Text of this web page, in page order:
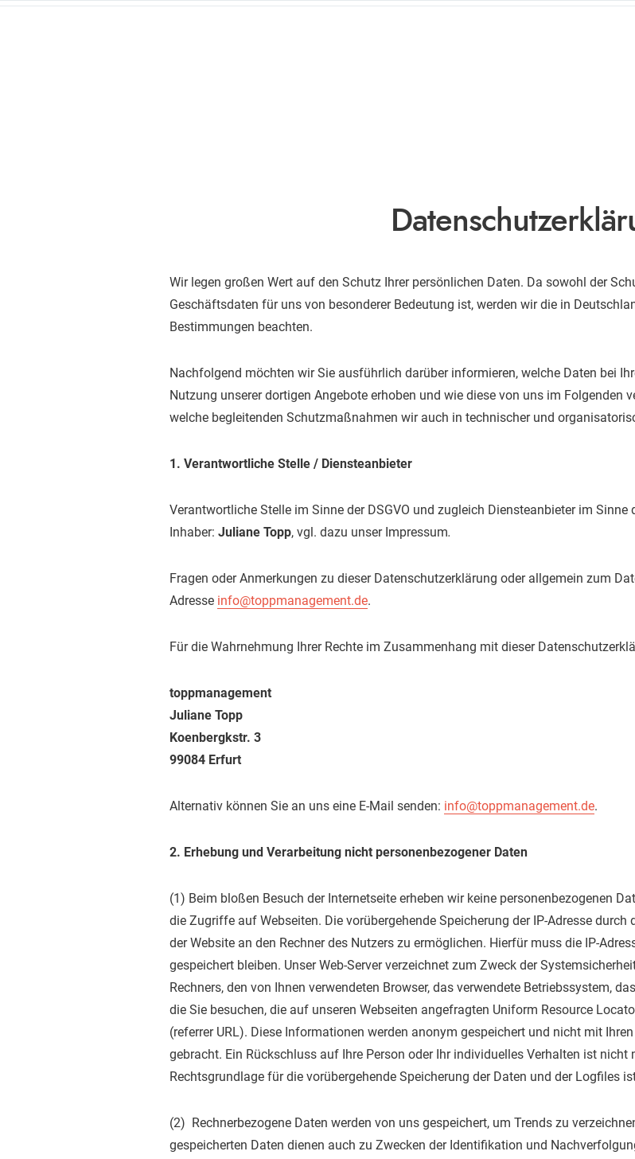
Wir legen großen Wert auf den Schutz Ihrer persönlichen Daten. Da sowohl der
Geschäftsdaten für uns von besonderer Bedeutung ist, werden wir die in
Bestimmungen beachten.
Nachfolgend möchten wir Sie ausführlich darüber informieren, welche Daten bei
Nutzung unserer dortigen Angebote erhoben und wie diese von uns im Folgenden
welche begleitenden Schutzmaßnahmen wir auch in technischer und
1. Verantwortliche Stelle / Diensteanbieter
Verantwortliche Stelle im Sinne der DSGVO und zugleich Diensteanbieter im
Inhaber:Juliane Topp, vgl. dazu unser Impressum.
Fragen oder Anmerkungen zu dieser Datenschutzerklärung oder allgemein zum
Adresse info@toppmanagement.de.
Für die Wahrnehmung Ihrer Rechte im Zusammenhang mit dieser
toppmanagement
Juliane Topp
Koenbergkstr. 3
99084 Erfurt
Alternativ können Sie an uns eine E-Mail senden: info@toppmanagement.de.
2. Erhebung und Verarbeitung nicht personenbezogener Daten
(1) Beim bloßen Besuch der Internetseite erheben wir keine personenbezogenen
die Zugriffe auf Webseiten. Die vorübergehende Speicherung der IP-Adresse
der Website an den Rechner des Nutzers zu ermöglichen. Hierfür muss die IP-
gespeichert bleiben. Unser Web-Server verzeichnet zum Zweck der
Rechners, den von Ihnen verwendeten Browser, das verwendete Betriebssystem,
die Sie besuchen, die auf unseren Webseiten angefragten Uniform Resource
(referrer URL). Diese Informationen werden anonym gespeichert und nicht mit
gebracht. Ein Rückschluss auf Ihre Person oder Ihr individuelles Verhalten ist nicht
Rechtsgrundlage für die vorübergehende Speicherung der Daten und der Logfiles
(2) Rechnerbezogene Daten werden von uns gespeichert, um Trends zu
gespeicherten Daten dienen auch zu Zwecken der Identifikation und